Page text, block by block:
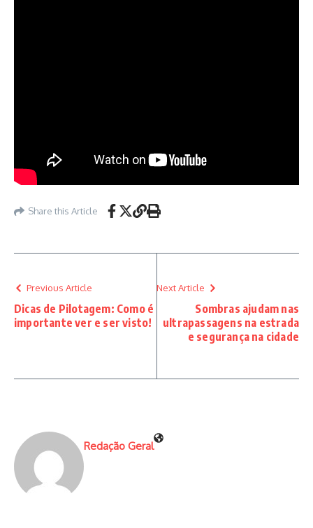
Share this Article
Previous Article
Dicas de Pilotagem: Como é
importante ver e ser visto!
Next Article
Sombras ajudam nas
ultrapassagens na estrada
e segurança na cidade
Redação Geral